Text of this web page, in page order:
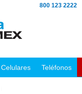
800 123 2222
Celulares Teléfonos